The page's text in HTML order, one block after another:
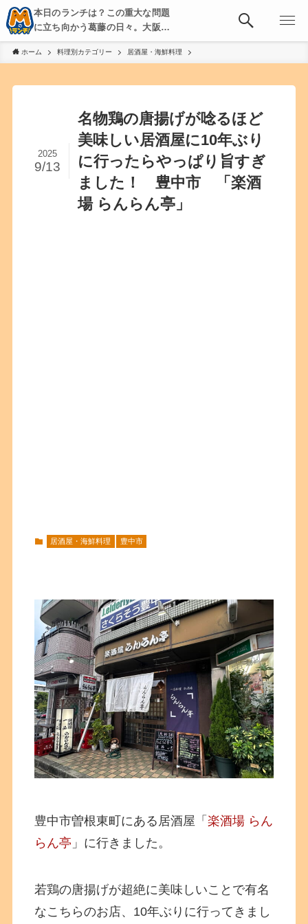
本日のランチは？この重大な問題
に立ち向かう葛藤の日々。大阪・
京都・神戸を中心とした食べ歩
き、飲み歩きを綴る。
ホーム 料理別カテゴリー 居酒屋・海鮮料理
名物鶏の唐揚げが唸るほど
美味しい居酒屋に10年ぶり
に行ったらやっぱり旨すぎ
ました！ 豊中市 「楽酒
場 らんらん亭」
2025
9/13
居酒屋・海鮮料理 豊中市
豊中市曽根東町にある居酒屋「楽酒場 らん
らん亭 」に行きました。
若鶏の唐揚げが超絶に美味しいことで有名
なこちらのお店、10年ぶりに行ってきまし